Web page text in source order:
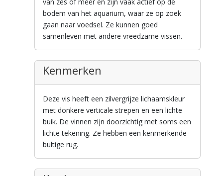
bodem van het aquarium, waar ze op zoek
gaan naar voedsel. Ze kunnen goed
samenleven met andere vreedzame vissen.
Kenmerken
Deze vis heeft een zilvergrijze lichaamskleur
met donkere verticale strepen en een lichte
buik. De vinnen zijn doorzichtig met soms een
lichte tekening. Ze hebben een kenmerkende
bultige rug.